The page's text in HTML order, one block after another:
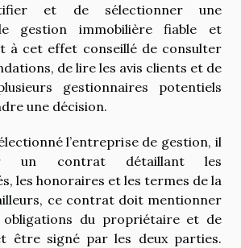
et de sélectionner une
gestion immobilière fiable et
à cet effet conseillé de consulter
de lire les avis clients et de
gestionnaires potentiels
une décision.
l’entreprise de gestion, il
un contrat détaillant les
les honoraires et les termes de la
ce contrat doit mentionner
du propriétaire et de
être signé par les deux parties.